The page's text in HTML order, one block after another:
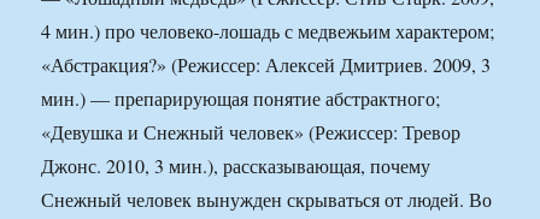
4 мин.) про человеко-лошадь с медвежьим характером;
«Абстракция?» (Режиссер: Алексей Дмитриев. 2009, 3
мин.) — препарирующая понятие абстрактного;
«Девушка и Снежный человек» (Режиссер: Тревор
Джонс. 2010, 3 мин.), рассказывающая, почему
Снежный человек вынужден скрываться от людей. Во